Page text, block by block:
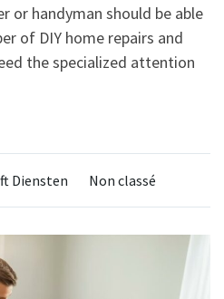
or handyman should be able
of DIY home repairs and
the specialized attention
Diensten Non classé